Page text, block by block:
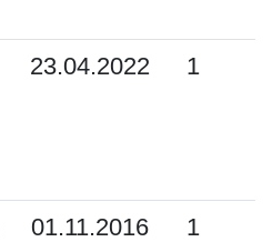
23.04.2022 1
01.11.2016 1